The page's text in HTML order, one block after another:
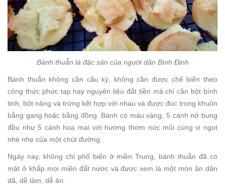
Bánh thuẫn là đặc sản của người dân Bình Định
Bánh thuẫn không cần cầu kỳ, không cần được chế biến theo
công thức phức tạp hay nguyên liệu đắt tiền mà chỉ cần bột bình
tinh, bột năng và trứng kết hợp với nhau và được đúc trong khuôn
bằng gang hoặc bằng đồng. Bánh có màu vàng, 5 cánh nở bung
đều như 5 cánh hoa mai với hương thơm nức mũi cùng vị ngọt
nhè nhẹ của một chút đường.
Ngày nay, không chỉ phổ biến ở miền Trung, bánh thuẫn đã có
mặt ở khắp mọi miền đất nước và được xem là một món ăn dân
dã, dễ làm, dễ ăn.